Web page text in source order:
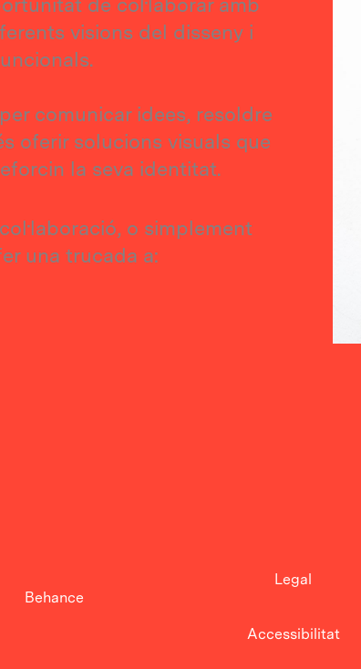
visions del disseny i
comunicar idees, resoldre
oferir solucions visuals que
la seva identitat.
o simplement
una trucada a:
Behance
Legal
Accessibilitat